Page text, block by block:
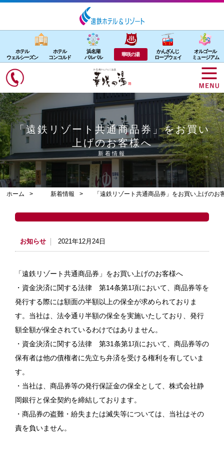
ホテル
ウェルシーズン
ホテル
コンコルド
浜名湖
パルパル
華咲の湯
かんざんじ
ロープウェイ
オルゴール
ミュージアム
「遠鉄リゾート共通商品券」をお買い
上げのお客様へ
新着情報
ホーム 新着情報 「遠鉄リゾート共通商品券」をお買い上げのお
お知らせ 2021年12月24日
「遠鉄リゾート共通商品券」をお買い上げのお客様へ
・資金決済に関する法律 第14条第1項において、商品券等を
発行する際には額面の半額以上の保全が求められておりま
す。当社は、法令通り半額の保全を実施いたしており、発行
額全額が保全されているわけではありません。
・資金決済に関する法律 第31条第1項において、商品券等の
保有者は他の債権者に先立ち弁済を受ける権利を有していま
す。
・当社は、商品券等の発行保証金の保全として、株式会社静
岡銀行と保全契約を締結しております。
・商品券の盗難・紛失または滅失等については、当社はその
責を負いません。